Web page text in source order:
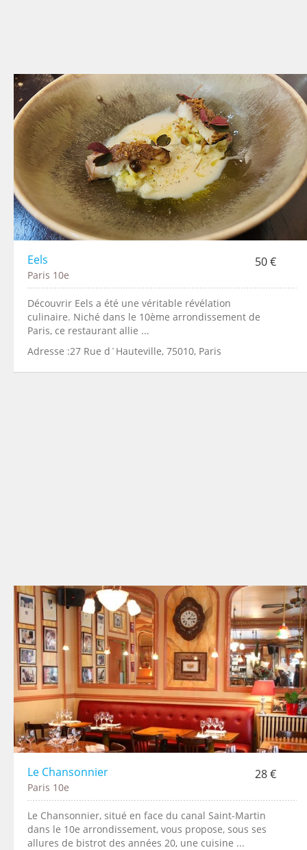
Eels 50 €
Paris 10e
Découvrir Eels a été une véritable révélation
culinaire. Niché dans le 10ème arrondissement de
Paris, ce restaurant allie ...
Adresse :27 Rue d´Hauteville, 75010, Paris
Le Chansonnier 28 €
Paris 10e
Le Chansonnier, situé en face du canal Saint-Martin
dans le 10e arrondissement, vous propose, sous ses
allures de bistrot des années 20, une cuisine ...